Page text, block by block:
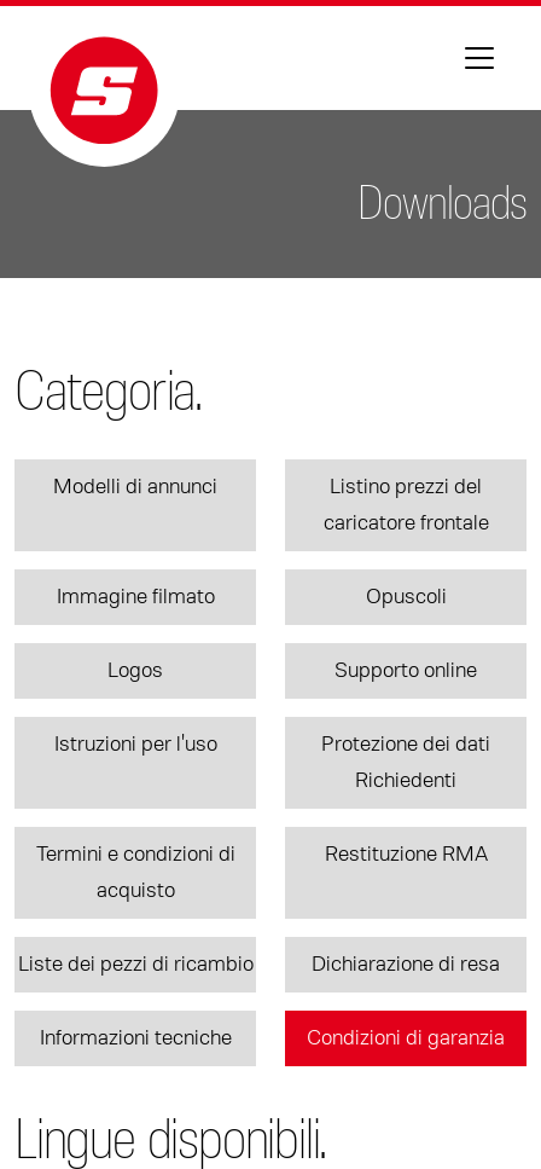
Downloads
Categoria.
Modelli di annunci
Listino prezzi del
caricatore frontale
Immagine filmato Opuscoli
Logos Supporto online
Istruzioni per l'uso
Protezione dei dati
Richiedenti
Termini e condizioni di
acquisto
Restituzione RMA
Liste dei pezzi di ricambio Dichiarazione di resa
Informazioni tecniche Condizioni di garanzia
Lingue disponibili.